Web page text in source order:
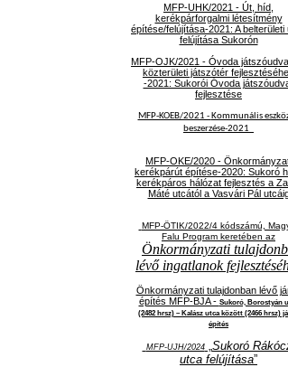
MFP-UHK/2021 - Út, híd,
kerékpárforgalmi létesítmény
építése/felújítása-2021: A belterületi
felújítása Sukorón
MFP-OJK/2021 - Óvoda
közterületi játszótér
-2021: Sukorói Óvoda
fejlesztése
MFP-KOEB/2021 - Kommunális
beszerzése-2021
MFP-OKE/2020 -
kerékpárút építése-2020: Sukoró
kerékpáros hálózat fejlesztés a
Máté utcától a Vasvári Pál
MFP-ÖTIK/2022/4 kódszámú,
Falu Program keretében az
Önkormányzati
lévő ingatlanok
Önkormányzati tulajdonban lévő
építés MFP-BJA - Sukoró, Borostyán
(2482 hrsz) – Kalász utca között (2466 hrsz)
építés
MFP-UJH/2024„ Sukoró
utca felújítása”